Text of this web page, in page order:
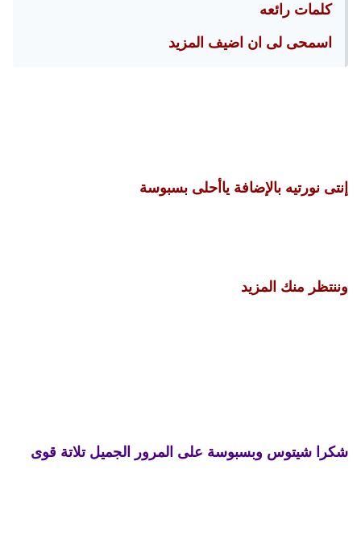
كلمات رائعه
اسمحى لى ان اضيف المزيد
إنتى نورتيه بالإضافة ياأحلى بسبوسة
وننتظر منك المزيد
شكرا شيتوس وبسبوسة على المرور الجميل تلاتة قوى